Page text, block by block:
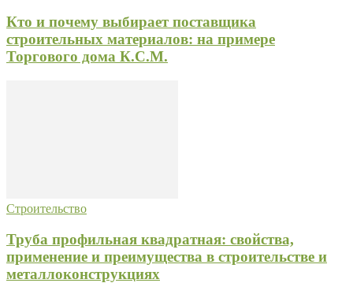
Кто и почему выбирает поставщика
строительных материалов: на примере
Торгового дома К.С.М.
Строительство
Труба профильная квадратная: свойства,
применение и преимущества в строительстве и
металлоконструкциях